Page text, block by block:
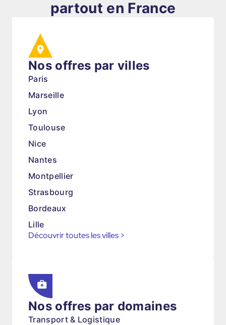
partout en France
Nos offres par villes
Paris
Marseille
Lyon
Toulouse
Nice
Nantes
Montpellier
Strasbourg
Bordeaux
Lille
Découvrir toutes les villes >
Nos offres par domaines
Transport & Logistique